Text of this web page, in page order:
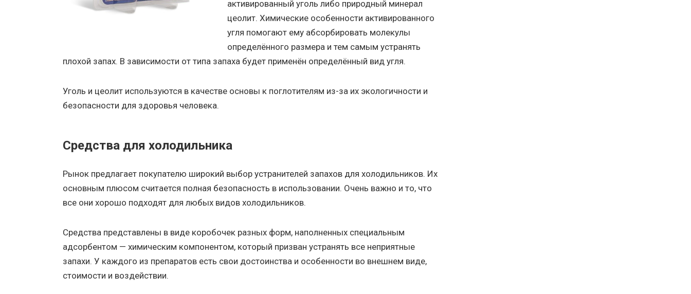
активированный уголь либо природный минерал
цеолит. Химические особенности активированного
угля помогают ему абсорбировать молекулы
определённого размера и тем самым устранять
плохой запах. В зависимости от типа запаха будет применён определённый вид угля.
Уголь и цеолит используются в качестве основы к поглотителям из-за их экологичности и
безопасности для здоровья человека.
Средства для холодильника
Рынок предлагает покупателю широкий выбор устранителей запахов для холодильников. Их
основным плюсом считается полная безопасность в использовании. Очень важно и то, что
все они хорошо подходят для любых видов холодильников.
Средства представлены в виде коробочек разных форм, наполненных специальным
адсорбентом — химическим компонентом, который призван устранять все неприятные
запахи. У каждого из препаратов есть свои достоинства и особенности во внешнем виде,
стоимости и воздействии.